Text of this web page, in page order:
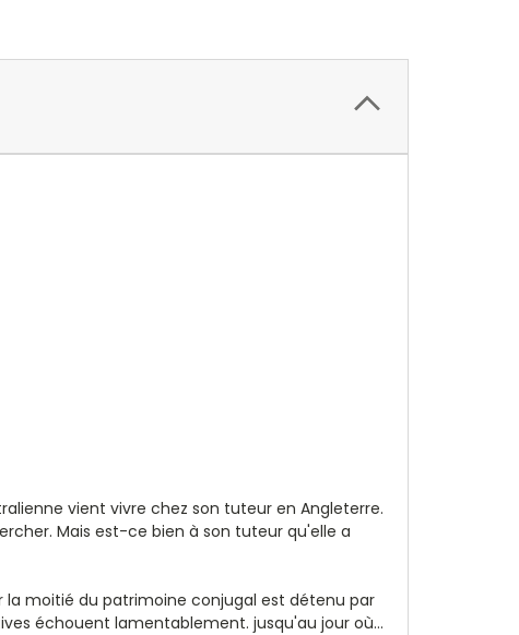
vient vivre chez son tuteur en Angleterre.
Mais est-ce bien à son tuteur qu'elle a
la moitié du patrimoine conjugal est détenu par
échouent lamentablement. jusqu'au jour où...